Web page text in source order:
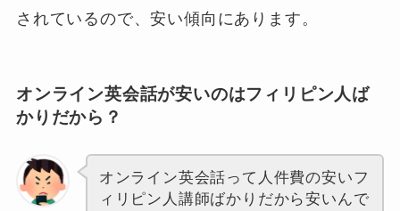
されているので、安い傾向にあります。
オンライン英会話が安いのはフィリピン人ば
かりだから？
オンライン英会話って人件費の安いフ
ィリピン人講師ばかりだから安いんで